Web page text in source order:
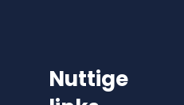
Nuttige